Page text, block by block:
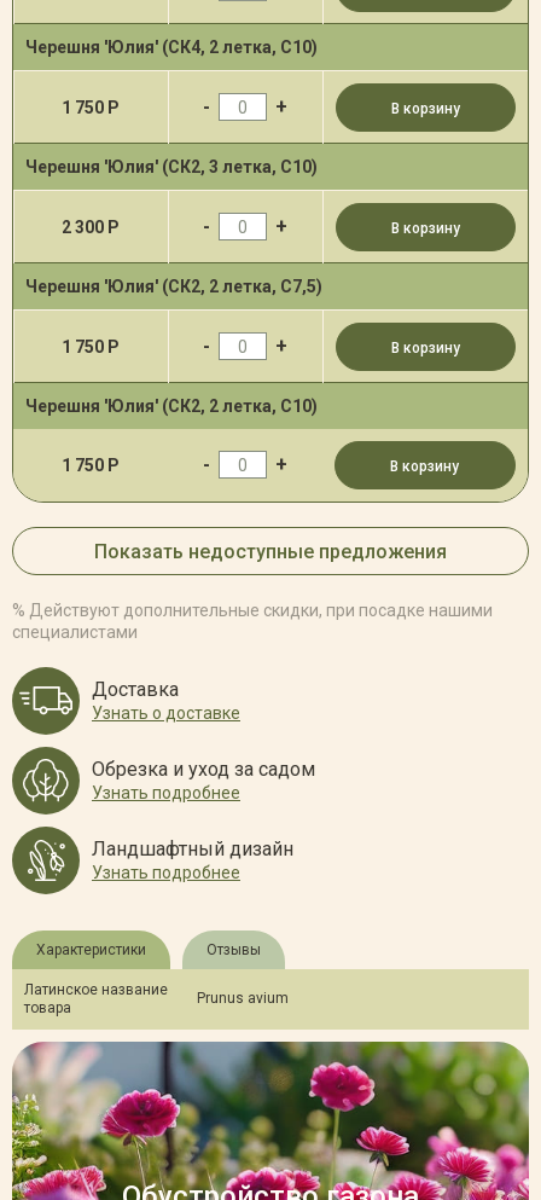
Черешня 'Юлия' (СК4, 2 летка, С10)
1 750 Р - + В корзину
Черешня 'Юлия' (СК2, 3 летка, С10)
2 300 Р - + В корзину
Черешня 'Юлия' (СК2, 2 летка, С7,5)
1 750 Р - + В корзину
Черешня 'Юлия' (СК2, 2 летка, С10)
1 750 Р - + В корзину
Показать недоступные предложения
% Действуют дополнительные скидки, при посадке нашими
специалистами
Доставка
Узнать о доставке
Обрезка и уход за садом
Узнать подробнее
Ландшафтный дизайн
Узнать подробнее
Характеристики Отзывы
Латинское название
товара
Prunus avium